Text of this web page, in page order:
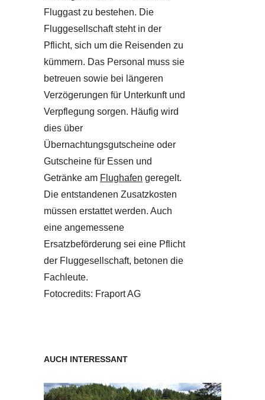
Fluggast zu bestehen. Die
Fluggesellschaft steht in der
Pflicht, sich um die Reisenden zu
kümmern. Das Personal muss sie
betreuen sowie bei längeren
Verzögerungen für Unterkunft und
Verpflegung sorgen. Häufig wird
dies über
Übernachtungsgutscheine oder
Gutscheine für Essen und
Getränke am Flughafen geregelt.
Die entstandenen Zusatzkosten
müssen erstattet werden. Auch
eine angemessene
Ersatzbeförderung sei eine Pflicht
der Fluggesellschaft, betonen die
Fachleute.
Fotocredits: Fraport AG
AUCH INTERESSANT